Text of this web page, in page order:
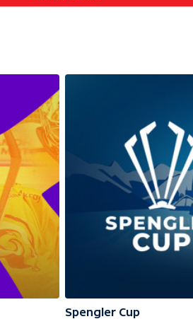
Spengler Cup